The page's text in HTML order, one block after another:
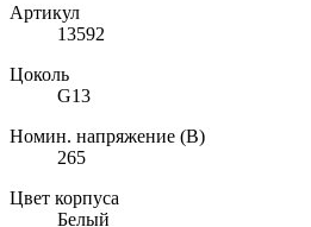
Артикул
13592
Цоколь
G13
Номин. напряжение (В)
265
Цвет корпуса
Белый